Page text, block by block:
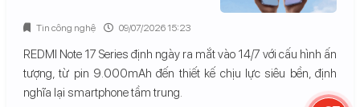
REDMI Note 17 Series định ngày ra mắt vào 14/7 với cấu hình ấn
tượng, từ pin 9.000mAh đến thiết kế chịu lực siêu bền, định
nghĩa lại smartphone tầm trung.
Tin công nghệ 09/07/2026 15:23